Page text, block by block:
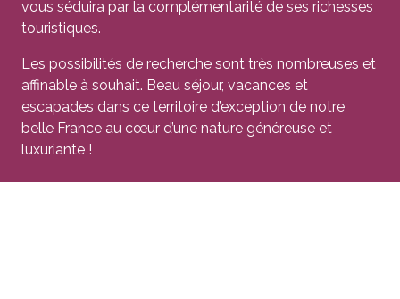
vous séduira par la complémentarité de ses richesses
touristiques.
Les possibilités de recherche sont très nombreuses et
affinable à souhait. Beau séjour, vacances et
escapades dans ce territoire d’exception de notre
belle France au cœur d’une nature généreuse et
luxuriante !